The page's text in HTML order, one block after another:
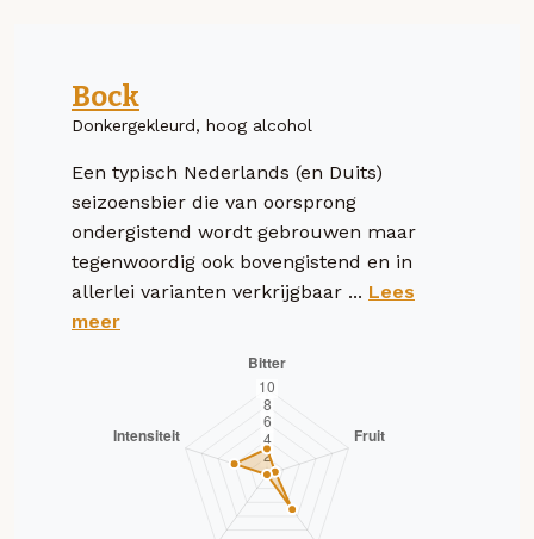
Bock
Donkergekleurd, hoog alcohol
Een typisch Nederlands (en Duits)
seizoensbier die van oorsprong
ondergistend wordt gebrouwen maar
tegenwoordig ook bovengistend en in
allerlei varianten verkrijgbaar ... Lees
meer